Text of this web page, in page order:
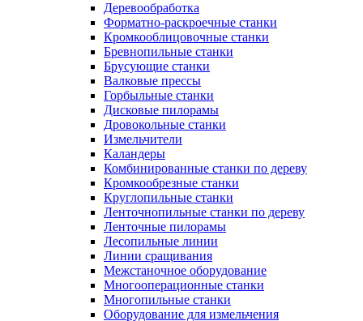
Деревообработка
Форматно-раскроечные станки
Кромкооблицовочные станки
Бревнопильные станки
Брусующие станки
Валковые прессы
Горбыльные станки
Дисковые пилорамы
Дровокольные станки
Измельчители
Каландеры
Комбинированные станки по дереву
Кромкообрезные станки
Круглопильные станки
Ленточнопильные станки по дереву
Ленточные пилорамы
Лесопильные линии
Линии сращивания
Межстаночное оборудование
Многооперационные станки
Многопильные станки
Оборудование для измельчения